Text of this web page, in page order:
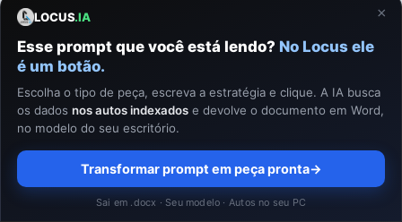
🚢 Importação (DI/DUIMP)
📦 Documentos de Embarque
♻️ Drawback
🔑 Habilitação RADAR
⚖️ Defesa Aduaneira
×
LOCUS.IA
Esse prompt que você está lendo? No Locus ele
é um botão.
Escolha o tipo de peça, escreva a estratégia e clique. A IA busca
os dados nos autos indexados e devolve o documento em Word,
no modelo do seu escritório.
Transformar prompt em peça pronta→
Sai em .docx · Seu modelo · Autos no seu PC